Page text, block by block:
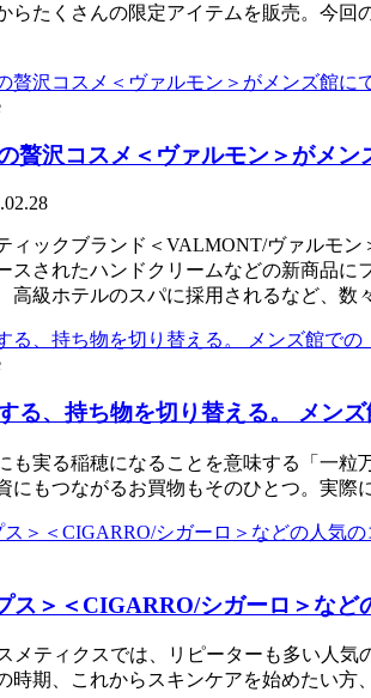
らたくさんの限定アイテムを販売。今
贅沢コスメ＜ヴァルモン＞がメ
ィックブランド＜VALMONT/ヴァルモ
スされたハンドクリームなどの新商品
高級ホテルのスパに採用されるなど、
る、持ち物を切り替える。 メン
も実る稲穂になることを意味する「一
にもつながるお買物もそのひとつ。実際
ス＞＜CIGARRO/シガーロ＞など
メティクスでは、リピーターも多い人
時期、これからスキンケアを始めたい方